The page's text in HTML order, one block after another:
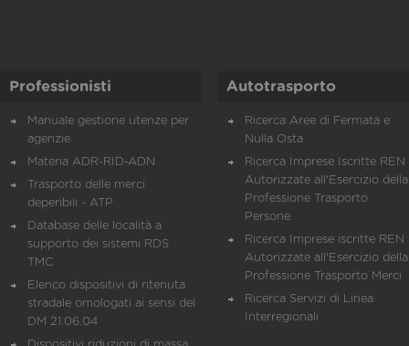
Professionisti
Manuale gestione utenze per
agenzie
Materia ADR-RID-ADN
Trasporto delle merci
deperibili - ATP
Database delle località a
supporto dei sistemi RDS
TMC
Elenco dispositivi di ritenuta
stradale omologati ai sensi del
DM 21.06.04
Autotrasporto
Ricerca Aree di Fermata e
Nulla Osta
Ricerca Imprese Iscritte REN
Autorizzate all'Esercizio della
Professione Trasporto
Persone
Ricerca Imprese iscritte REN
Autorizzate all'Esercizio della
Professione Trasporto Merci
Ricerca Servizi di Linea
Interregionali